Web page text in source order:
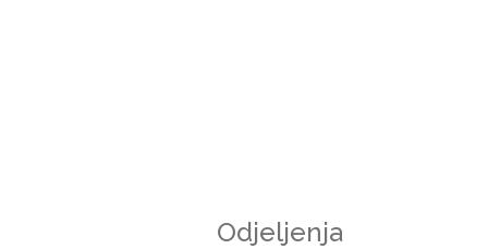
Odjeljenja